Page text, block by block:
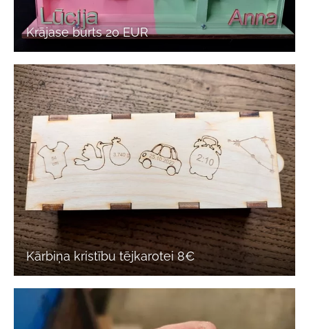
Krājase burts 20 EUR
Kārbiņa kristību tējkarotei 8€